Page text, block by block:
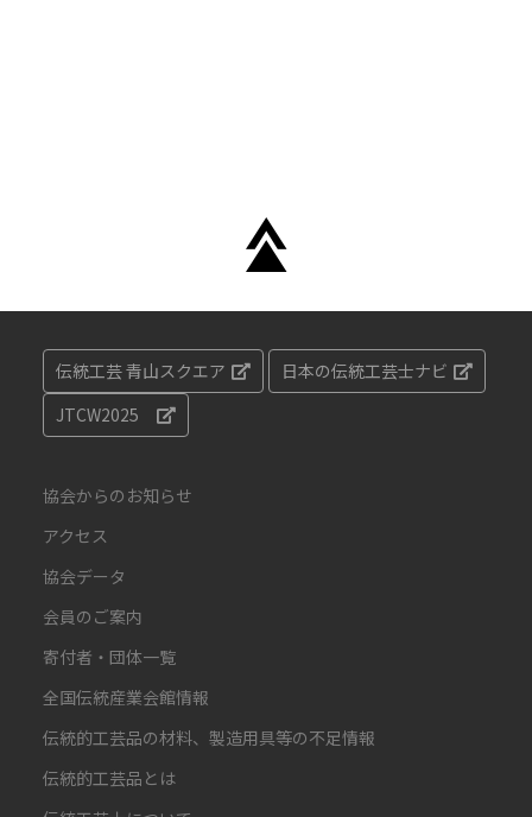
伝統工芸 青山スクエア
日本の伝統工芸士ナビ
JTCW2025
協会からのお知らせ
アクセス
協会データ
会員のご案内
寄付者・団体一覧
全国伝統産業会館情報
伝統的工芸品の材料、製造用具等の不足情報
伝統的工芸品とは